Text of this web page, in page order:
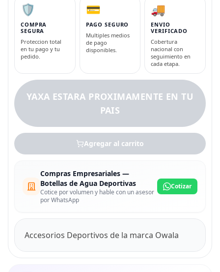
🛡️
COMPRA
SEGURA
Proteccion total
en tu pago y tu
pedido.
💳
PAGO SEGURO
Multiples medios
de pago
disponibles.
🚚
ENVIO
VERIFICADO
Cobertura
nacional con
seguimiento en
cada etapa.
YAXA ESTARA PROXIMAMENTE EN TU
PAIS
Agregar al carrito
Compras Empresariales —
Botellas de Agua Deportivas
Cotice por volumen y hable con un asesor
por WhatsApp
Cotizar
Accesorios Deportivos de la marca Owala